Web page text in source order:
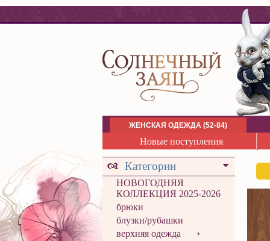
ЖЕНСКАЯ ОДЕЖДА (52-84)
Новые поступления
Категории
НОВОГОДНЯЯ
КОЛЛЕКЦИЯ 2025-2026
брюки
блузки/рубашки
верхняя одежда